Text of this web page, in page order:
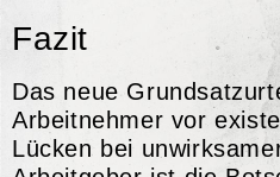
Fazit
Das neue
Arbeitnehmer vor
Lücken bei